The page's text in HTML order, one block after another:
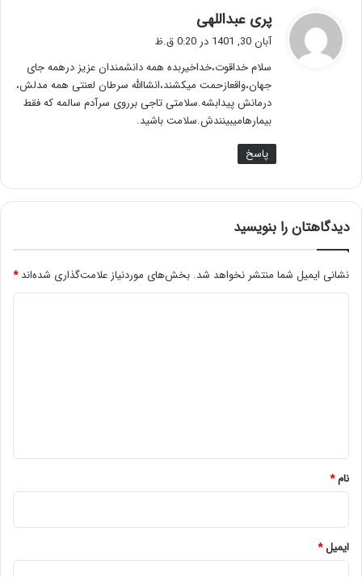
پری عبداللهی
ف
:
آبان 30, 1401 در 0:20 ق.ظ
سلام خداقوت،خداخیربده همه دانشمندان عزیز درهمه جای
جهان،واقعازحمت میکشند،انشاالله سرطان لعنتی همه مدلش،
درمانش پیدابشه.سلامتی تاجی برروی سرآدم سالمه که فقط
بیمارهامیبینندش.سلامت باشید.
پاسخ
دیدگاهتان را بنویسید
نشانی ایمیل شما منتشر نخواهد شد. بخش‌های موردنیاز علامت‌گذاری شده‌اند*
نام*
ایمیل*